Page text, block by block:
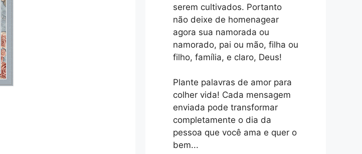
serem cultivados. Portanto
não deixe de homenagear
agora sua namorada ou
namorado, pai ou mão, filha ou
filho, família, e claro, Deus!
Plante palavras de amor para
colher vida! Cada mensagem
enviada pode transformar
completamente o dia da
pessoa que você ama e quer o
bem...